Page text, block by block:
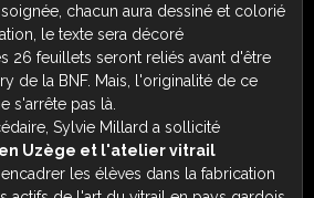
soignée, chacun aura dessiné et colorié
le texte sera décoré
26 feuillets seront reliés avant d'être
de la BNF. Mais, l'originalité de ce
s'arrête pas là.
Sylvie Millard a sollicité
Uzège et l'atelier vitrail
les élèves dans la fabrication